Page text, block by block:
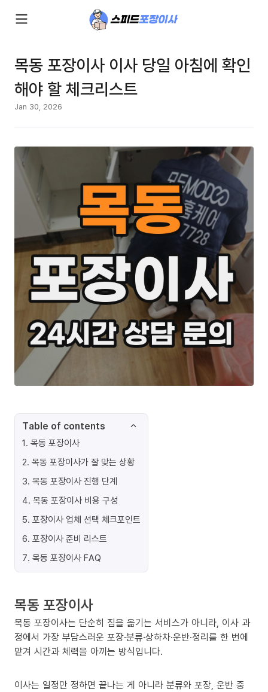
목동 포장이사 이사 당일 아침에 확인
해야 할 체크리스트
Jan 30, 2026
Table of contents
1. 목동 포장이사
2. 목동 포장이사가 잘 맞는 상황
3. 목동 포장이사 진행 단계
4. 목동 포장이사 비용 구성
5. 포장이사 업체 선택 체크포인트
6. 포장이사 준비 리스트
7. 목동 포장이사 FAQ
목동 포장이사
목동 포장이사는 단순히 짐을 옮기는 서비스가 아니라, 이사 과
정에서 가장 부담스러운 포장·분류·상하차·운반·정리를 한 번에
맡겨 시간과 체력을 아끼는 방식입니다.
이사는 일정만 정하면 끝나는 게 아니라 분류와 포장, 운반 중